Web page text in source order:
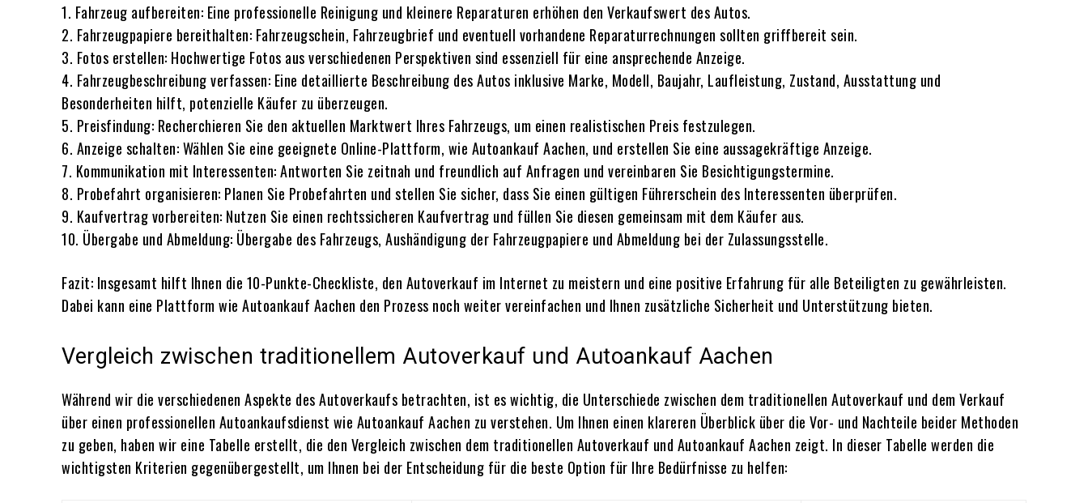
1. Fahrzeug aufbereiten: Eine professionelle Reinigung und kleinere Reparaturen erhöhen den Verkaufswert des Autos.
2. Fahrzeugpapiere bereithalten: Fahrzeugschein, Fahrzeugbrief und eventuell vorhandene Reparaturrechnungen sollten griffbereit sein.
3. Fotos erstellen: Hochwertige Fotos aus verschiedenen Perspektiven sind essenziell für eine ansprechende Anzeige.
4. Fahrzeugbeschreibung verfassen: Eine detaillierte Beschreibung des Autos inklusive Marke, Modell, Baujahr, Laufleistung, Zustand, Ausstattung und
Besonderheiten hilft, potenzielle Käufer zu überzeugen.
5. Preisfindung: Recherchieren Sie den aktuellen Marktwert Ihres Fahrzeugs, um einen realistischen Preis festzulegen.
6. Anzeige schalten: Wählen Sie eine geeignete Online-Plattform, wie Autoankauf Aachen, und erstellen Sie eine aussagekräftige Anzeige.
7. Kommunikation mit Interessenten: Antworten Sie zeitnah und freundlich auf Anfragen und vereinbaren Sie Besichtigungstermine.
8. Probefahrt organisieren: Planen Sie Probefahrten und stellen Sie sicher, dass Sie einen gültigen Führerschein des Interessenten überprüfen.
9. Kaufvertrag vorbereiten: Nutzen Sie einen rechtssicheren Kaufvertrag und füllen Sie diesen gemeinsam mit dem Käufer aus.
10. Übergabe und Abmeldung: Übergabe des Fahrzeugs, Aushändigung der Fahrzeugpapiere und Abmeldung bei der Zulassungsstelle.
Fazit: Insgesamt hilft Ihnen die 10-Punkte-Checkliste, den Autoverkauf im Internet zu meistern und eine positive Erfahrung für alle Beteiligten zu gewährleisten.
Dabei kann eine Plattform wie Autoankauf Aachen den Prozess noch weiter vereinfachen und Ihnen zusätzliche Sicherheit und Unterstützung bieten.
Vergleich zwischen traditionellem Autoverkauf und Autoankauf Aachen
Während wir die verschiedenen Aspekte des Autoverkaufs betrachten, ist es wichtig, die Unterschiede zwischen dem traditionellen Autoverkauf und dem Verkauf
über einen professionellen Autoankaufsdienst wie Autoankauf Aachen zu verstehen. Um Ihnen einen klareren Überblick über die Vor- und Nachteile beider Methoden
zu geben, haben wir eine Tabelle erstellt, die den Vergleich zwischen dem traditionellen Autoverkauf und Autoankauf Aachen zeigt. In dieser Tabelle werden die
wichtigsten Kriterien gegenübergestellt, um Ihnen bei der Entscheidung für die beste Option für Ihre Bedürfnisse zu helfen: